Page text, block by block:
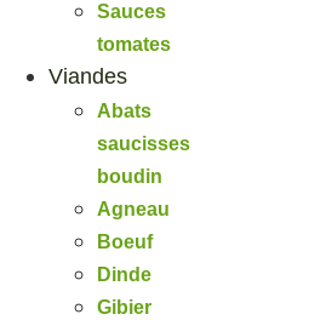
Sauces
tomates
Viandes
Abats
saucisses
boudin
Agneau
Boeuf
Dinde
Gibier